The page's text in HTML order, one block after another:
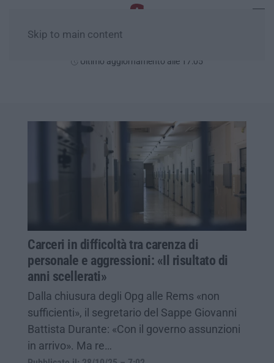
Skip to main content
Ultimo aggiornamento alle 17:05
Carceri in difficoltà tra carenza di
personale e aggressioni: «Il risultato di
anni scellerati»
Dalla chiusura degli Opg alle Rems «non
sufficienti», il segretario del Sappe Giovanni
Battista Durante: «Con il governo assunzioni
in arrivo». Ma re…